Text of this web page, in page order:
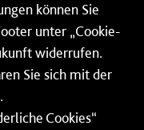
können Sie
unter „Cookie-
widerrufen.
Sie sich mit der
Cookies“